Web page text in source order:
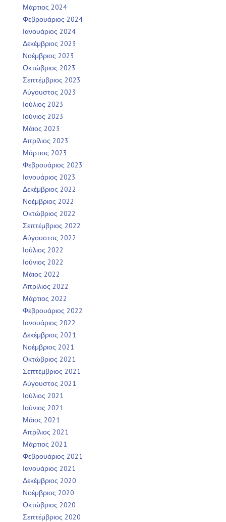
Μάρτιος 2024
Φεβρουάριος 2024
Ιανουάριος 2024
Δεκέμβριος 2023
Νοέμβριος 2023
Οκτώβριος 2023
Σεπτέμβριος 2023
Αύγουστος 2023
Ιούλιος 2023
Ιούνιος 2023
Μάιος 2023
Απρίλιος 2023
Μάρτιος 2023
Φεβρουάριος 2023
Ιανουάριος 2023
Δεκέμβριος 2022
Νοέμβριος 2022
Οκτώβριος 2022
Σεπτέμβριος 2022
Αύγουστος 2022
Ιούλιος 2022
Ιούνιος 2022
Μάιος 2022
Απρίλιος 2022
Μάρτιος 2022
Φεβρουάριος 2022
Ιανουάριος 2022
Δεκέμβριος 2021
Νοέμβριος 2021
Οκτώβριος 2021
Σεπτέμβριος 2021
Αύγουστος 2021
Ιούλιος 2021
Ιούνιος 2021
Μάιος 2021
Απρίλιος 2021
Μάρτιος 2021
Φεβρουάριος 2021
Ιανουάριος 2021
Δεκέμβριος 2020
Νοέμβριος 2020
Οκτώβριος 2020
Σεπτέμβριος 2020